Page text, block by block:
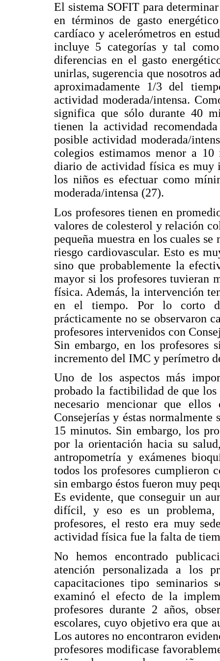
El sistema SOFIT para
en términos de gasto
cardíaco y acelerómetros en
incluye 5 categorías y tal
diferencias en el gasto
unirlas, sugerencia que nosotros
aproximadamente 1/3 del
actividad moderada/intensa.
significa que sólo durante 40
tienen la actividad
posible actividad moderada/
colegios estimamos menor a
diario de actividad física es muy
los niños es efectuar como
moderada/intensa (27).
Los profesores tienen en
valores de colesterol y relación
pequeña muestra en los cuales
riesgo cardiovascular. Esto es
sino que probablemente la
mayor si los profesores tuvieran
física. Además, la intervención
en el tiempo. Por lo corto
prácticamente no se observaron
profesores intervenidos con
Sin embargo, en los profesores
incremento del IMC y perímetro
Uno de los aspectos más
probado la factibilidad de que los
necesario mencionar que
Consejerías y éstas
15 minutos. Sin embargo, los
por la orientación hacia su
antropometría y exámenes
todos los profesores cumplieron
sin embargo éstos fueron muy
Es evidente, que conseguir un
difícil, y eso es un problema,
profesores, el resto era muy
actividad física fue la falta de
No hemos encontrado
atención personalizada a los
capacitaciones tipo
examinó el efecto de la
profesores durante 2 años,
escolares, cuyo objetivo era que
Los autores no encontraron
profesores modificase